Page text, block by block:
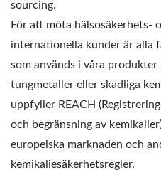
sourcing.
För att möta hälsosäkerhets-
internationella kunder är alla
som används i våra
tungmetaller eller skadliga
uppfyller REACH
och begränsning av
europeiska marknaden och
kemikaliesäkerhetsregler.